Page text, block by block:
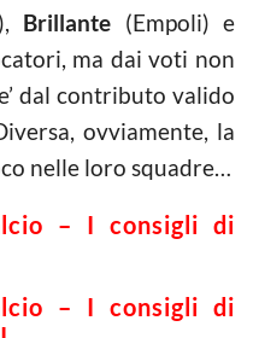
Brillante (Empoli) e
ma dai voti non
dal contributo valido
ovviamente, la
nelle loro squadre…
– I consigli di
– I consigli di